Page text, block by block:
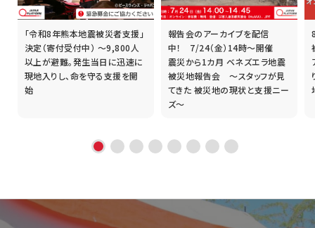
「令和8年熊本地震被災者支援」
決定（寄付受付中） ～9,800人
以上が避難。発生当日に迅速に
現地入りし、命を守る支援を開
始
報告会のアーカイブを配信
中！ 7/24（金）14時～開催
震災から1カ月 ベネズエラ地震
被災地報告会 ～スタッフが見
てきた 被災地の現状と支援ニー
ズ～